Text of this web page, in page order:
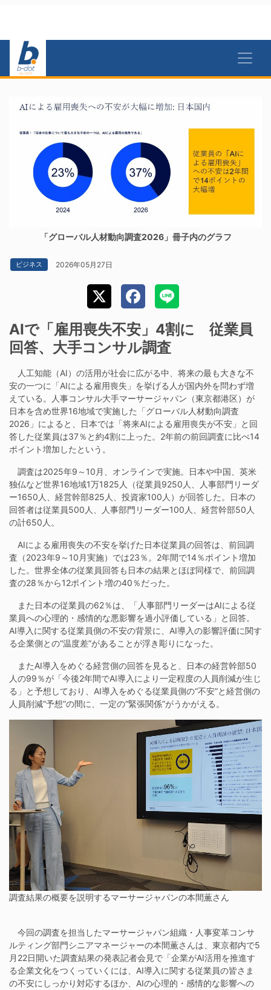
「グローバル人材動向調査2026」冊子内のグラフ
ビジネス 2026年05月27日
AIで「雇用喪失不安」4割に 従業員
回答、大手コンサル調査
人工知能（AI）の活用が社会に広がる中、将来の最も大きな不
安の一つに「AIによる雇用喪失」を挙げる人が国内外を問わず増
えている。人事コンサル大手マーサージャパン（東京都港区）が
日本を含め世界16地域で実施した「グローバル人材動向調査
2026」によると、日本では「将来AIによる雇用喪失が不安」と回
答した従業員は37％と約4割に上った。2年前の前回調査に比べ14
ポイント増加したという。
調査は2025年9～10月、オンラインで実施。日本や中国、英米
独仏など世界16地域1万1825人（従業員9250人、人事部門リーダ
ー1650人、経営幹部825人、投資家100人）が回答した。日本の
回答者は従業員500人、人事部門リーダー100人、経営幹部50人
の計650人。
AIによる雇用喪失の不安を挙げた日本従業員の回答は、前回調
査（2023年9～10月実施）では23％。2年間で14％ポイント増加
した。世界全体の従業員回答も日本の結果とほぼ同様で、前回調
査の28％から12ポイント増の40％だった。
また日本の従業員の62％は、「人事部門リーダーはAIによる従
業員への心理的・感情的な悪影響を過小評価している」と回答。
AI導入に関する従業員側の不安の背景に、AI導入の影響評価に関す
る企業側との“温度差”があることが浮き彫りになった。
またAI導入をめぐる経営側の回答を見ると、日本の経営幹部50
人の99％が「今後2年間でAI導入により一定程度の人員削減が生じ
る」と予想しており、AI導入をめぐる従業員側の“不安”と経営側の
人員削減“予想”の間に、一定の“緊張関係”がうかがえる。
調査結果の概要を説明するマーサージャパンの本間薫さん
今回の調査を担当したマーサージャパン組織・人事変革コンサ
ルティング部門シニアマネージャーの本間薫さんは、東京都内で5
月22日開いた調査結果の発表記者会見で「企業がAI活用を推進す
る企業文化をつくっていくには、AI導入に関する従業員の皆さま
の不安にしっかり対応するほか、AIの心理的・感情的な影響への